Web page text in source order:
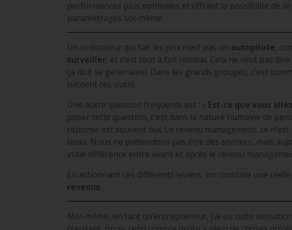
performances plus optimales et offrant la possibilité de
paramétrages soi-même.
Un ordinateur qui fait les prix n’est pas un autopilote,
surveiller, et c’est tout à fait normal. Cela ne veut pas
ça doit se gérer ainsi. Dans les grands groupes, c’est
pilotent ces outils.
Une autre question fréquente est : « Est-ce que vous
poser cette question, c’est dans la nature humaine de
réponse est souvent oui. Le revenu management, ce
beau. Nous ne prétendons pas être des sorciers, mais
vraie différence entre avant et après le revenu
En actionnant ces différents leviers, on constate une
revenus.
Moi-même, en tant qu’entrepreneur, j’ai eu cette